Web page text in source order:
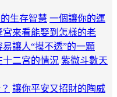
生存智慧 一個讓你的運
來看能娶到怎樣的老
讓人“摸不透”的一顆
十二宮的情況 紫微斗數天
讓你平安又招財的陶威